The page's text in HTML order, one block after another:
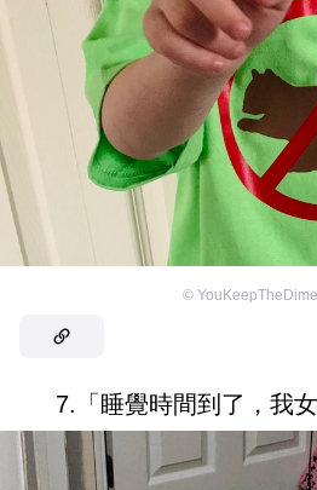
©
7.「睡覺時間到了，我